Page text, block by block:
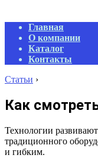
Primary
Navigation
Menu
Главная
О компании
Каталог
Контакты
Статьи ›
Как
Технологии
традиционного
и гибким.